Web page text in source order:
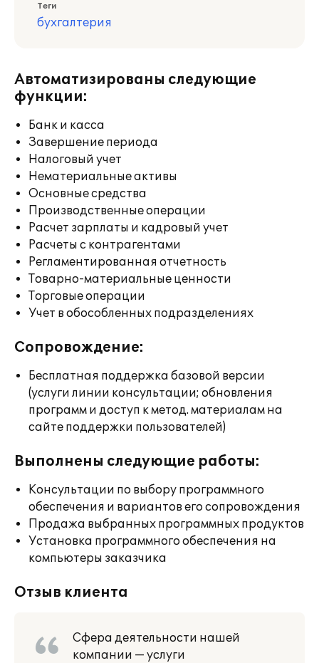
Теги
бухгалтерия
Автоматизированы следующие
функции:
Банк и касса
Завершение периода
Налоговый учет
Нематериальные активы
Основные средства
Производственные операции
Расчет зарплаты и кадровый учет
Расчеты с контрагентами
Регламентированная отчетность
Товарно-материальные ценности
Торговые операции
Учет в обособленных подразделениях
Сопровождение:
Бесплатная поддержка базовой версии
(услуги линии консультации; обновления
программ и доступ к метод. материалам на
сайте поддержки пользователей)
Выполнены следующие работы:
Консультации по выбору программного
обеспечения и вариантов его сопровождения
Продажа выбранных программных продуктов
Установка программного обеспечения на
компьютеры заказчика
Отзыв клиента
Сфера деятельности нашей
компании — услуги